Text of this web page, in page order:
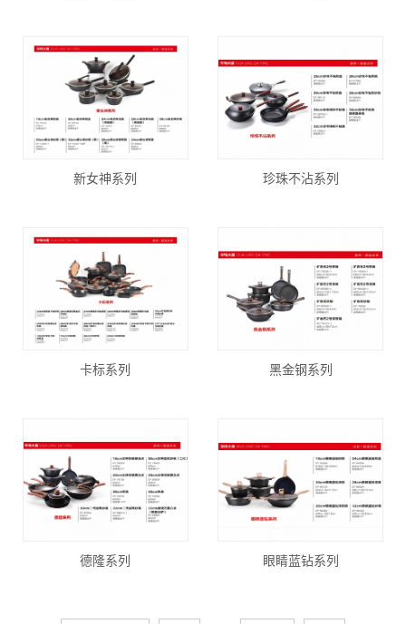
新女神系列 珍珠不沾系列
卡标系列 黑金钢系列
德隆系列 眼睛蓝钻系列